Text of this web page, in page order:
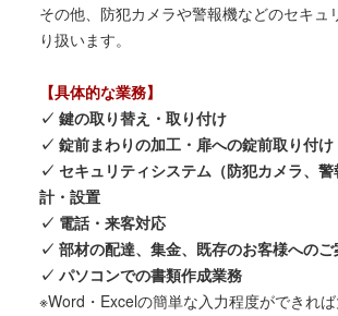
その他、防犯カメラや警報機などのセキュ
り扱います。
【具体的な業務】
✓ 鍵の取り替え・取り付け
✓ 錠前まわりの加工・扉への錠前取り付け
✓ セキュリティシステム（防犯カメラ、
計・設置
✓ 電話・来客対応
✓ 部材の配達、集金、既存のお客様へのご
✓ パソコンでの書類作成業務
※Word・Excelの簡単な入力程度ができれば